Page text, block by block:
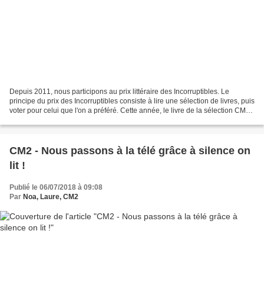
Depuis 2011, nous participons au prix littéraire des Incorruptibles. Le
principe du prix des Incorruptibles consiste à lire une sélection de livres, puis
voter pour celui que l'on a préféré. Cette année, le livre de la sélection CM2-
CM2 - Nous passons à la télé grâce à silence on
lit !
Publié le 06/07/2018 à 09:08
Par Noa, Laure, CM2